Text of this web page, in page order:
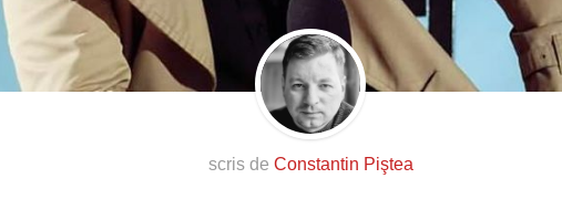
scris de Constantin Piştea